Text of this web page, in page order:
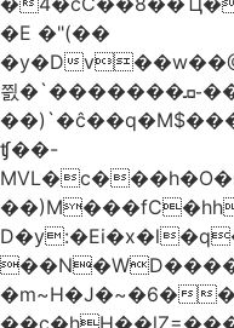
�E �"(��
�y�D
쯼�`���� ���ܩ֊���?
ʧ��-
�m~H�J�~�6�